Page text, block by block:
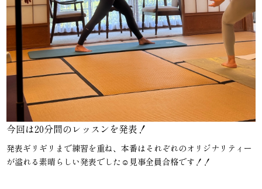
今回は20分間のレッスンを発表！
発表ギリギリまで練習を重ね、本番はそれぞれのオリジナリティー
が溢れる素晴らしい発表でした☺︎見事全員合格です！！